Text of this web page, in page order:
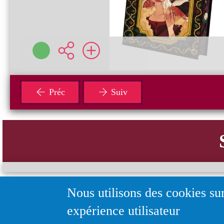
Préc Suiv
Nos coordonnées
Nous utilisons des cookies
expérience utilisateur